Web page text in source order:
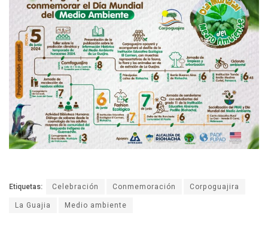
Etiquetas: Celebración Conmemoración
Corpoguajira
La Guajia
Medio ambiente